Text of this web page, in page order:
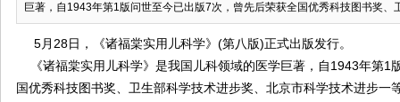
巨著，自1943年第1版问世至今已出版7次，曾先后荣获全国优秀科技图书奖、
5月28日，《诸福棠实用儿科学》(第八版)正式出版发行。
《诸福棠实用儿科学》是我国儿科领域的医学巨著，自1943年第1
国优秀科技图书奖、卫生部科学技术进步奖、北京市科学技术进步一